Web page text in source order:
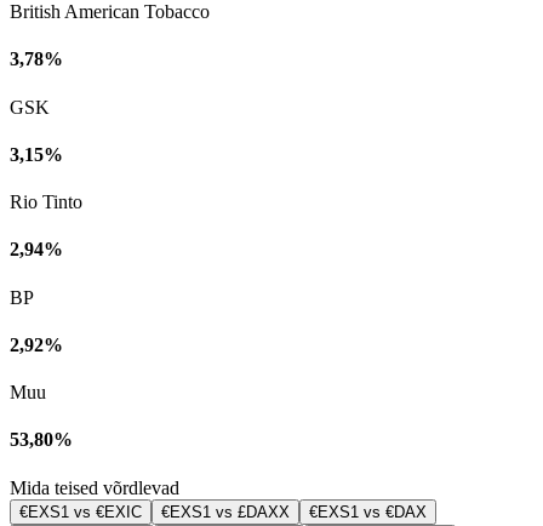
British American Tobacco
3,78%
GSK
3,15%
Rio Tinto
2,94%
BP
2,92%
Muu
53,80%
Mida teised võrdlevad
€EXS1 vs €EXIC €EXS1 vs £DAXX
€EXS1 vs €DAX